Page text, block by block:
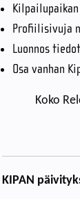
Profiilisivuja
Luonnos
Osa vanhan
Koko
KIPAN